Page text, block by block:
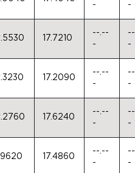
-
-
17.7210
--.--
-
-
17.2090
--.--
-
-
17.6240
--.--
-
-
17.4860
--.--
-
-